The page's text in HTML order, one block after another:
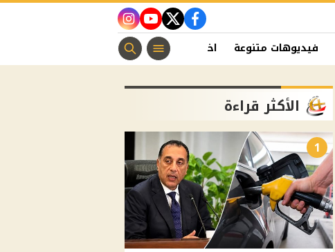
facebook
twitter
youtube
instagram
فيديوهات متنوعة اخبار الفن منوعات مسيحية
الأكثر قراءة
1